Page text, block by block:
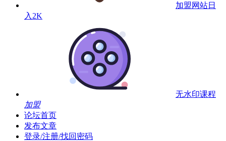
加盟网站日
入2K
无水印课程
加盟
论坛首页
发布文章
登录/注册/找回密码